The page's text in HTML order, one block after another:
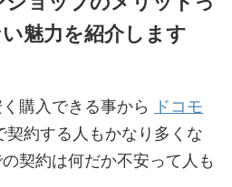
魅力を紹介します
購入できる事から
ドコモ
約する人もかなり多くな
契約は何だか不安って人も